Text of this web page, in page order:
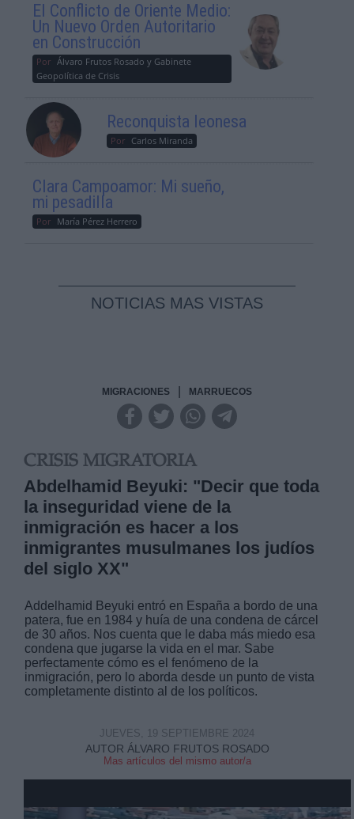
El Conflicto de Oriente Medio:
Un Nuevo Orden Autoritario
en Construcción
Por Álvaro Frutos Rosado y Gabinete
Geopolítica de Crisis
Reconquista leonesa
Por Carlos Miranda
Clara Campoamor: Mi sueño,
mi pesadilla
Por María Pérez Herrero
NOTICIAS MAS VISTAS
MIGRACIONES MARRUECOS
CRISIS MIGRATORIA
Abdelhamid Beyuki: "Decir que toda
la inseguridad viene de la
inmigración es hacer a los
inmigrantes musulmanes los judíos
del siglo XX"
Addelhamid Beyuki entró en España a bordo de una
patera, fue en 1984 y huía de una condena de cárcel
de 30 años. Nos cuenta que le daba más miedo esa
condena que jugarse la vida en el mar. Sabe
perfectamente cómo es el fenómeno de la
inmigración, pero lo aborda desde un punto de vista
completamente distinto al de los políticos.
AUTOR ÁLVARO FRUTOS ROSADO
Mas artículos del mismo autor/a
JUEVES, 19 SEPTIEMBRE 2024